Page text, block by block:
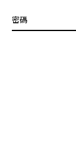
密碼